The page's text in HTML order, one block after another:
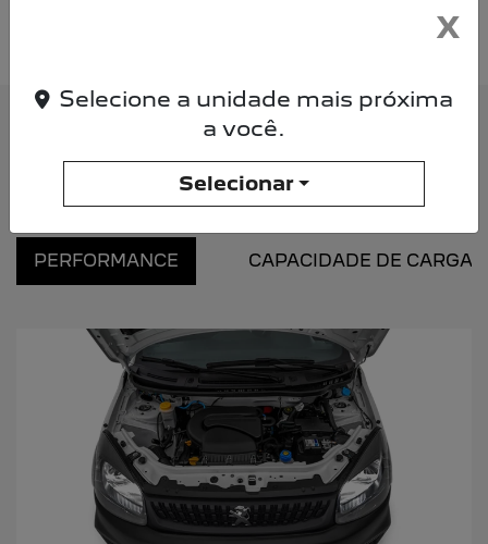
INFORMAÇÕES SOBRE PEUGEOT
PARTNER RAPID
PERFORMANCE CAPACIDADE DE CARGA
X
Selecione a unidade mais próxima
a você.
Selecionar